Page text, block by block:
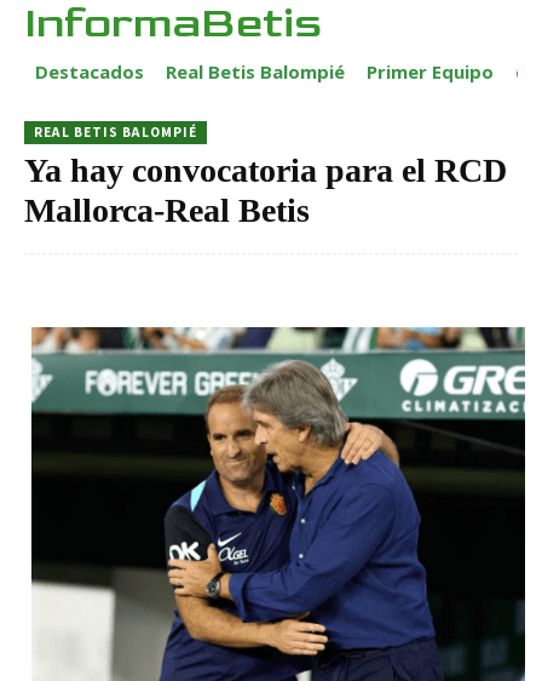
InformaBetis
Destacados Real Betis Balompié Primer Equipo
REAL BETIS BALOMPIÉ
Ya hay convocatoria para el RCD
Mallorca-Real Betis